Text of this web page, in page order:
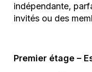
indépendante,
invités ou des
Premier étage –